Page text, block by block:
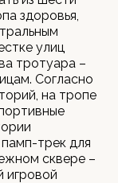
здоровья,
улиц
тротуара –
Согласно
на тропе
трек для
сквере –
игровой